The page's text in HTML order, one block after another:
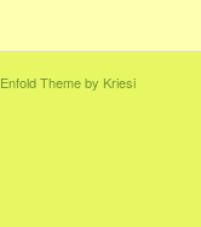
Enfold Theme by Kriesi